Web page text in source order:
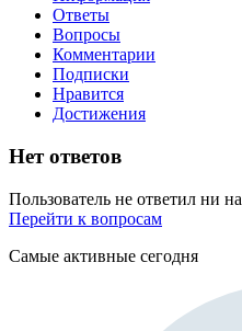
Ответы
Вопросы
Комментарии
Подписки
Нравится
Достижения
Нет ответов
Пользователь не ответил ни
Перейти к вопросам
Самые активные сегодня